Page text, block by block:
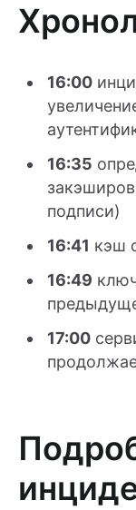
16:00
16:35
подписи)
16:41 кэш
16:49
17:00